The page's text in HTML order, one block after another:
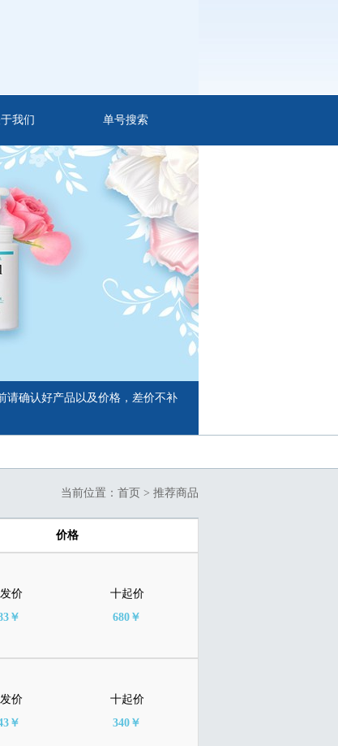
我们 单号搜索
请确认好产品以及价格，差价不补
当前位置： 首页 > 推荐商品
价格
价
十起价
￥
680￥
价
十起价
￥
340￥